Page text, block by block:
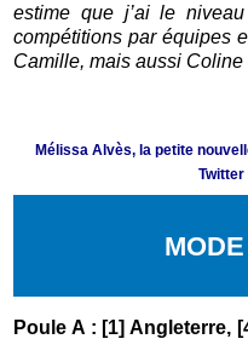
estime que j’ai le
compétitions par équipes
Camille, mais aussi
Mélissa Alvès, la petite
Twitter
Poule A : [1] Angleterre,